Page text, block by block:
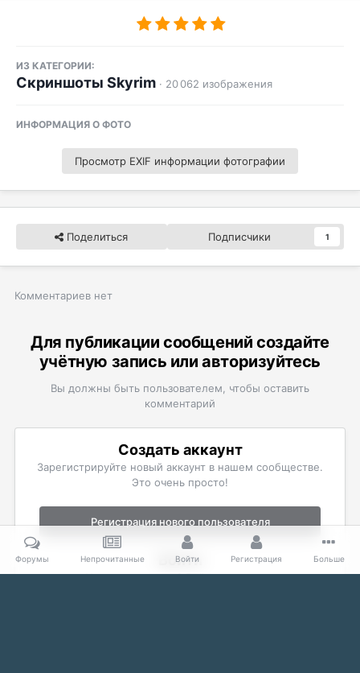
ИЗ КАТЕГОРИИ:
Скриншоты Skyrim · 20 062 изображения
ИНФОРМАЦИЯ О ФОТО
Просмотр EXIF информации фотографии
Поделиться Подписчики 1
Комментариев нет
Для публикации сообщений создайте
учётную запись или авторизуйтесь
Вы должны быть пользователем, чтобы оставить
комментарий
Создать аккаунт
Зарегистрируйте новый аккаунт в нашем сообществе.
Это очень просто!
Регистрация нового пользователя
Войти
Уже есть аккаунт? Войти в систему.
Форумы Непрочитанные Войти Регистрация Больше